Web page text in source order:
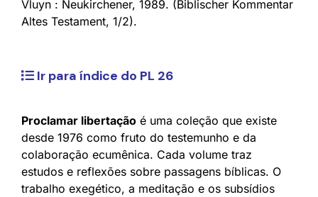
Vluyn : Neukirchener, 1989. (Biblischer Kommentar
Altes Testament, 1/2).
Ir para índice do PL 26
Proclamar libertação é uma coleção que existe
desde 1976 como fruto do testemunho e da
colaboração ecumênica. Cada volume traz
estudos e reflexões sobre passagens bíblicas. O
trabalho exegético, a meditação e os subsídios